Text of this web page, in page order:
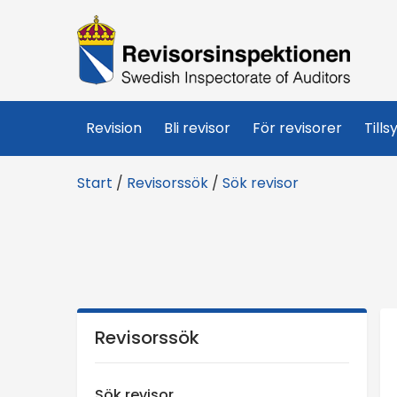
R
e
v
i
r
Revision Bli revisor För revisorer
Start / Revisorssök / Sök revisor
Revisorssök